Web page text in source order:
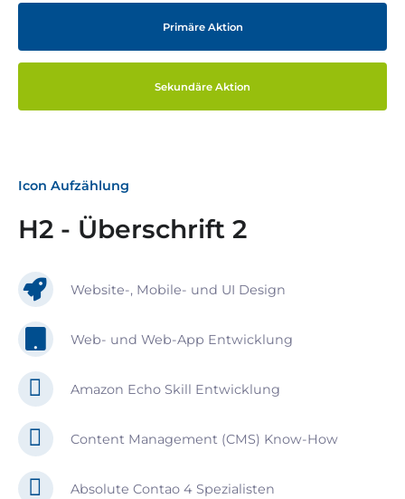
Primäre Aktion
Sekundäre Aktion
Icon Aufzählung
H2 - Überschrift 2
Website-, Mobile- und UI Design
Web- und Web-App Entwicklung
Amazon Echo Skill Entwicklung
Content Management (CMS) Know-How
Absolute Contao 4 Spezialisten